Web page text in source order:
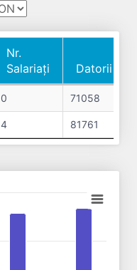
Nr.
Salariați
Datorii
Salariați
Datorii
0 71058
4 81761